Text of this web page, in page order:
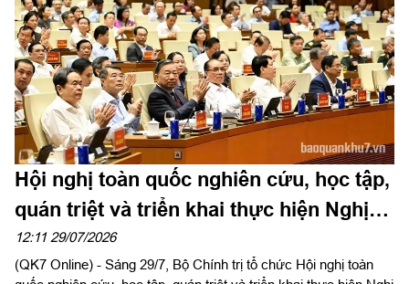
Hội nghị toàn quốc nghiên cứu, học tập,
quán triệt và triển khai thực hiện Nghị
quyết Hội nghị lần thứ ba Ban Chấp
hành Trung ương Đảng khóa XIV
12:11 29/07/2026
(QK7 Online) - Sáng 29/7, Bộ Chính trị tổ chức Hội nghị toàn